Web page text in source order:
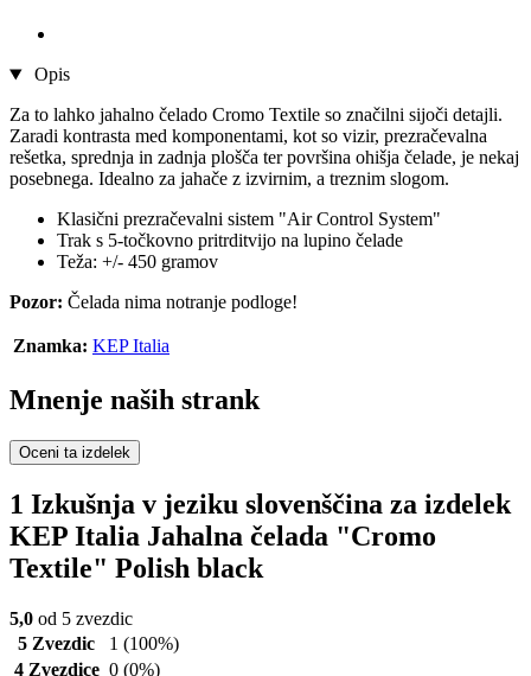
Opis
Za to lahko jahalno čelado Cromo Textile so značilni sijoči detajli.
Zaradi kontrasta med komponentami, kot so vizir, prezračevalna
rešetka, sprednja in zadnja plošča ter površina ohišja čelade, je nekaj
posebnega. Idealno za jahače z izvirnim, a treznim slogom.
Klasični prezračevalni sistem "Air Control System"
Trak s 5-točkovno pritrditvijo na lupino čelade
Teža: +/- 450 gramov
Pozor: Čelada nima notranje podloge!
Znamka: KEP Italia
Mnenje naših strank
Oceni ta izdelek
1 Izkušnja v jeziku slovenščina za izdelek
KEP Italia Jahalna čelada "Cromo
Textile" Polish black
5,0 od 5 zvezdic
5 Zvezdic
1 (100%)
4 Zvezdice 0 (0%)